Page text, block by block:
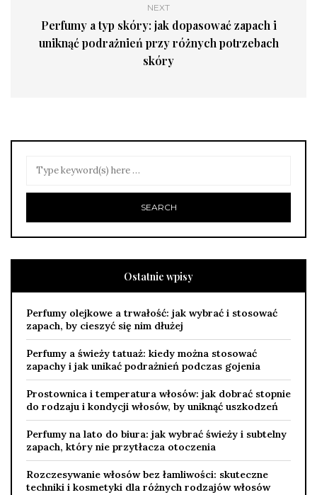
NEXT
Perfumy a typ skóry: jak dopasować zapach i
uniknąć podrażnień przy różnych potrzebach
skóry
Ostatnie wpisy
Perfumy olejkowe a trwałość: jak wybrać i stosować
zapach, by cieszyć się nim dłużej
Perfumy a świeży tatuaż: kiedy można stosować
zapachy i jak unikać podrażnień podczas gojenia
Prostownica i temperatura włosów: jak dobrać stopnie
do rodzaju i kondycji włosów, by uniknąć uszkodzeń
Perfumy na lato do biura: jak wybrać świeży i subtelny
zapach, który nie przytłacza otoczenia
Rozczesywanie włosów bez łamliwości: skuteczne
techniki i kosmetyki dla różnych rodzajów włosów